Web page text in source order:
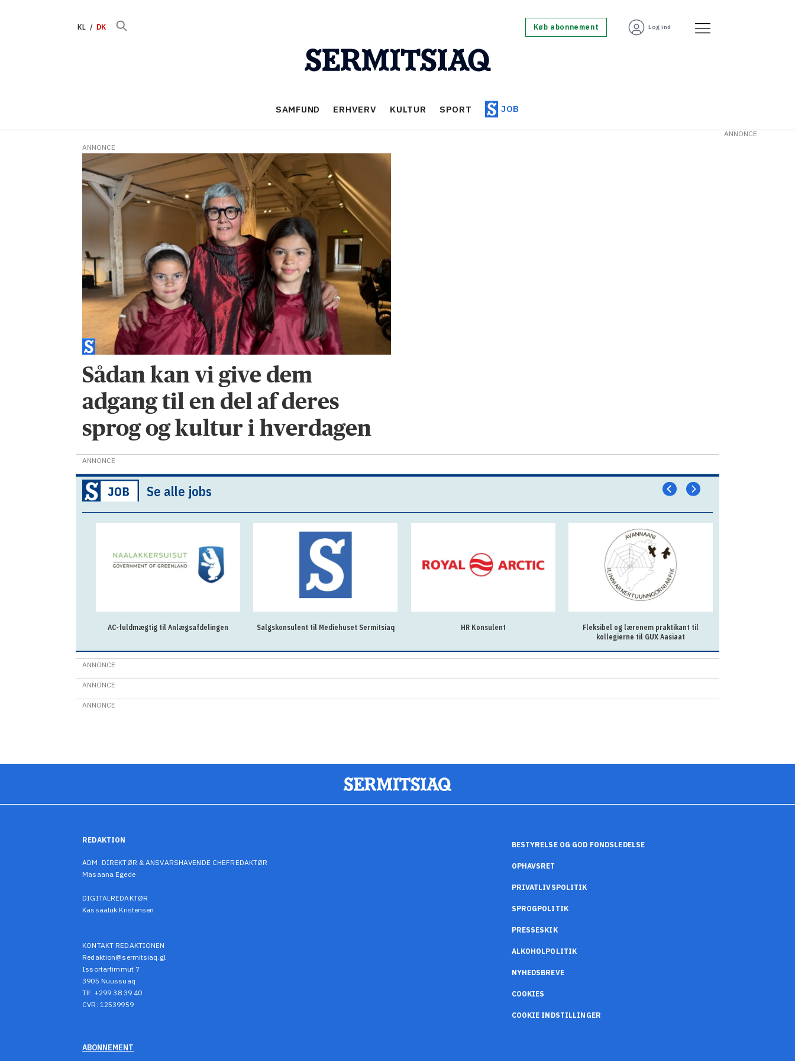
KL DK Køb abonnement Log ind
SAMFUND ERHVERV KULTUR SPORT JOB
modersmålsskolen
ANNONCE
Sådan kan vi give dem
adgang til en del af deres
sprog og kultur i hverdagen
ANNONCE
Se alle jobs
AC-fuldmægtig til Anlægsafdelingen Salgskonsulent til Mediehuset Sermitsiaq HR Konsulent
Fleksibel og lærenem praktikant til
kollegierne til GUX Aasiaat
ANNONCE
ANNONCE
ANNONCE
ANNONCE
REDAKTION
ADM. DIREKTØR & ANSVARSHAVENDE CHEFREDAKTØR
Masaana Egede
DIGITALREDAKTØR
Kassaaluk Kristensen
KONTAKT REDAKTIONEN
Redaktion@sermitsiaq.gl
Issortarfimmut 7
3905 Nuussuaq
Tlf: +299 38 39 40
CVR: 12539959
BESTYRELSE OG GOD FONDSLEDELSE
OPHAVSRET
PRIVATLIVSPOLITIK
SPROGPOLITIK
PRESSESKIK
ALKOHOLPOLITIK
NYHEDSBREVE
COOKIES
COOKIE INDSTILLINGER
ABONNEMENT